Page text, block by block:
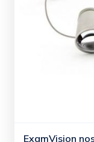
ExamVision